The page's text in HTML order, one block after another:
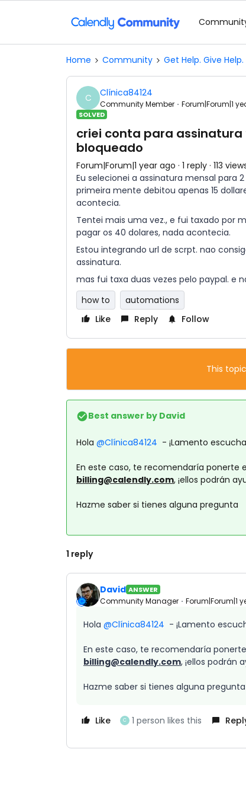
Home Community Get Help. Give Help.
C Clínica84124
Community Member Forum|Forum|1
SOLVED
criei conta para
bloqueado
Forum|Forum|1 year ago 1 reply 113
Eu selecionei a assinatura mensal para
primeira mente debitou apenas 15
acontecia.
Tentei mais uma vez., e fui taxado por
pagar os 40 dolares, nada acontecia.
Estou integrando url de scrpt. nao
assinatura.
mas fui taxa duas vezes pelo paypal. e
how to
automations
Like
Reply Follow
This
Best answer by David
Hola @Clínica84124 - ¡Lamento
En este caso, te recomendaría
billing@calendly.com, ¡ellos podrán
Hazme saber si tienes alguna pregunta
1 reply
David ANSWER
Community Manager Forum|Forum|1
Hola @Clínica84124 - ¡Lamento
En este caso, te recomendaría
billing@calendly.com, ¡ellos podrán
Hazme saber si tienes alguna pregunta
Like C 1 person likes this